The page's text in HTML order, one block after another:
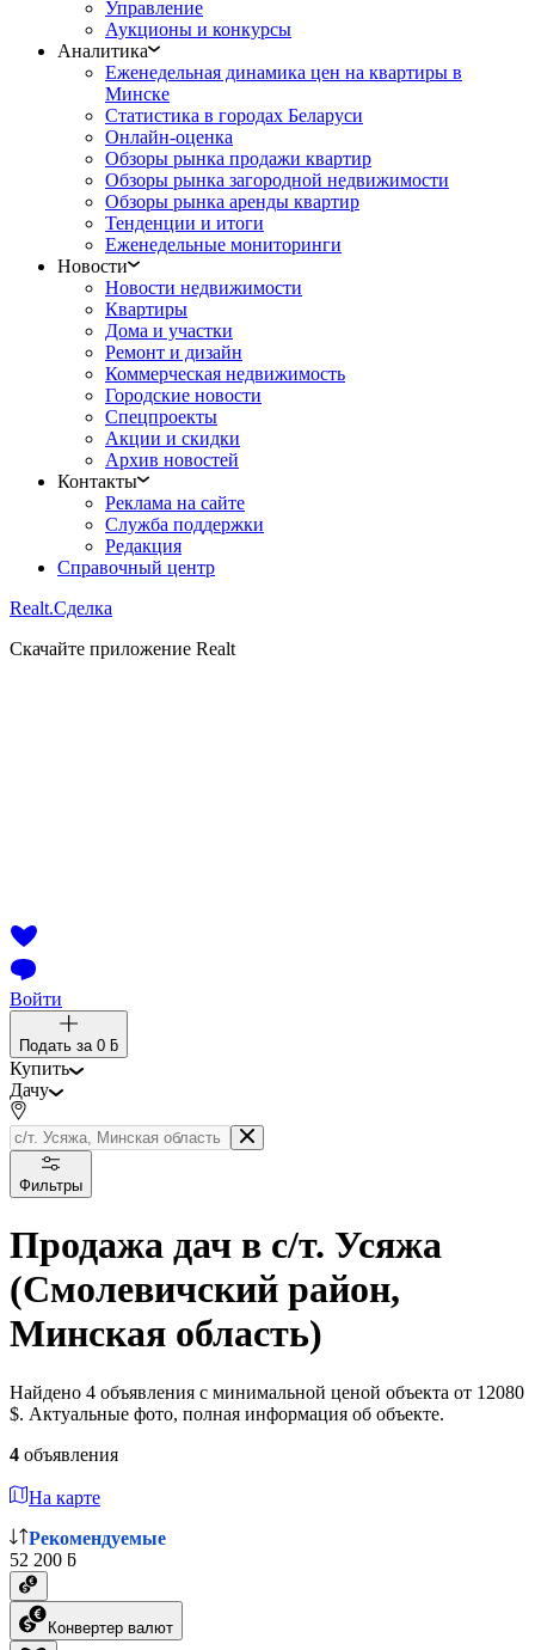
Управление
Аукционы и конкурсы
Аналитика
Еженедельная динамика цен на квартиры в
Минске
Статистика в городах Беларуси
Онлайн-оценка
Обзоры рынка продажи квартир
Обзоры рынка загородной недвижимости
Обзоры рынка аренды квартир
Тенденции и итоги
Еженедельные мониторинги
Новости
Новости недвижимости
Квартиры
Дома и участки
Ремонт и дизайн
Коммерческая недвижимость
Городские новости
Спецпроекты
Акции и скидки
Архив новостей
Контакты
Реклама на сайте
Служба поддержки
Редакция
Справочный центр
Realt.Сделка
Скачайте приложение Realt
Войти
Подать за 0 ƃ
Купить
Дачу
Фильтры
Продажа дач в с/т. Усяжа
(Смолевичский район,
Минская область)
Найдено 4 объявления с минимальной ценой объекта от 12080
$. Актуальные фото, полная информация об объекте.
4 объявления
На карте
Рекомендуемые
52 200 ƃ
Конвертер валют